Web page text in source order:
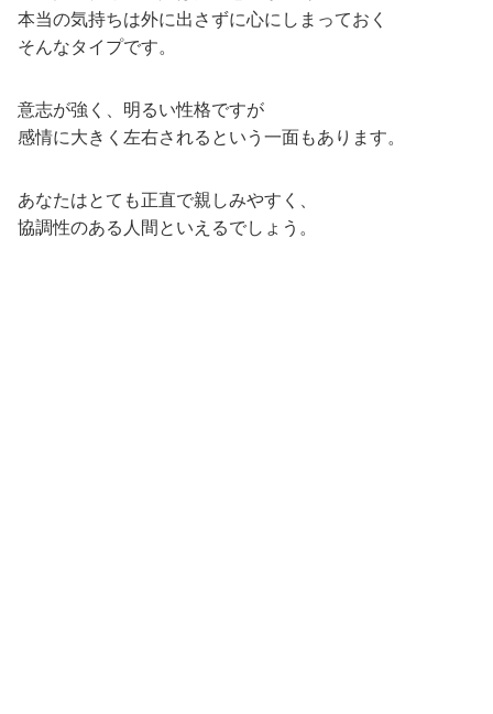
本当の気持ちは外に出さずに心にしまっておく
そんなタイプです。
意志が強く、明るい性格ですが
感情に大きく左右されるという一面もあります。
あなたはとても正直で親しみやすく、
協調性のある人間といえるでしょう。